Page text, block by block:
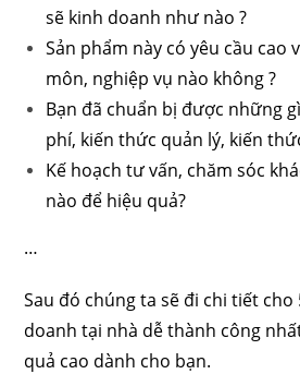
sẽ kinh doanh như nào ?
Sản phẩm này có yêu cầu cao
môn, nghiệp vụ nào không ?
Bạn đã chuẩn bị được những
phí, kiến thức quản lý, kiến
Kế hoạch tư vấn, chăm sóc
nào để hiệu quả?
…
Sau đó chúng ta sẽ đi chi tiết
doanh tại nhà dễ thành công
quả cao dành cho bạn.